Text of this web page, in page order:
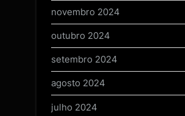
novembro 2024
outubro 2024
setembro 2024
agosto 2024
julho 2024